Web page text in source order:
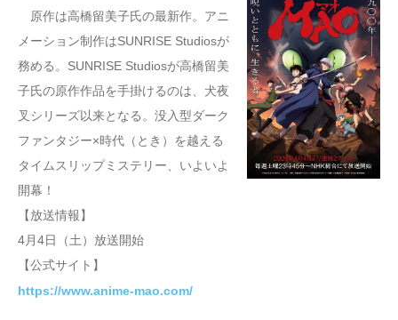
原作は高橋留美子氏の最新作。アニ
メーション制作はSUNRISE Studiosが
務める。SUNRISE Studiosが高橋留美
子氏の原作作品を手掛けるのは、犬夜
叉シリーズ以来となる。没入型ダーク
ファンタジー×時代（とき）を越える
タイムスリップミステリー、いよいよ
開幕！
【放送情報】
4月4日（土）放送開始
【公式サイト】
https://www.anime-mao.com/